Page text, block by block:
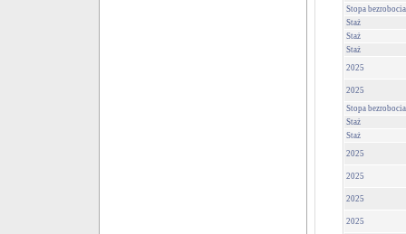
Stopa bezrobocia
Staż
Staż
Staż
2025
2025
Stopa bezrobocia
Staż
Staż
2025
2025
2025
2025